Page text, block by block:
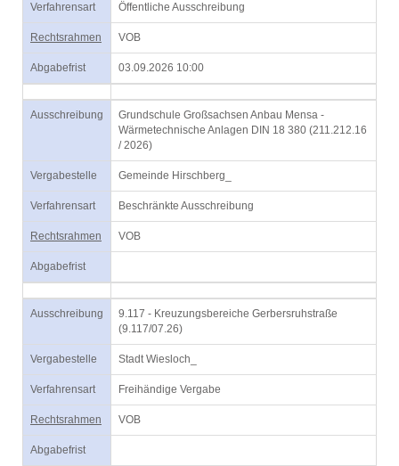
Verfahrensart Öffentliche Ausschreibung
Rechtsrahmen VOB
Abgabefrist 03.09.2026 10:00
Ausschreibung
Grundschule Großsachsen Anbau Mensa -
Wärmetechnische Anlagen DIN 18 380 (211.212.16
/ 2026)
Vergabestelle Gemeinde Hirschberg_
Verfahrensart Beschränkte Ausschreibung
Rechtsrahmen VOB
Abgabefrist
Ausschreibung
9.117 - Kreuzungsbereiche Gerbersruhstraße
(9.117/07.26)
Vergabestelle Stadt Wiesloch_
Verfahrensart Freihändige Vergabe
Rechtsrahmen VOB
Abgabefrist